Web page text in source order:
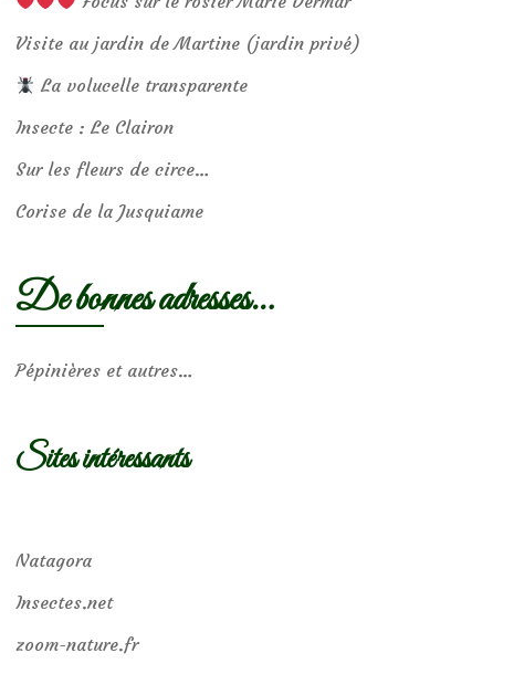
Visite au jardin de Martine (jardin privé)
La volucelle transparente
Insecte : Le Clairon
Sur les fleurs de circe…
Corise de la Jusquiame
De bonnes adresses…
Pépinières et autres…
Sites intéressants
Natagora
Insectes.net
zoom-nature.fr